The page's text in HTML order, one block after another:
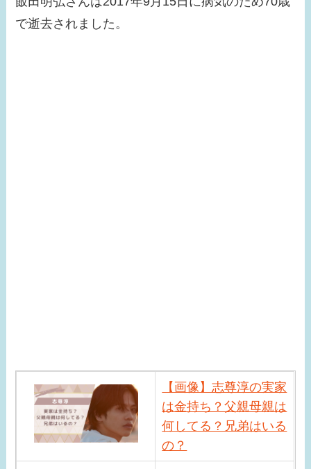
で逝去されました。
【画像】志尊淳の実家
は金持ち？父親母親は
何してる？兄弟はいる
の？